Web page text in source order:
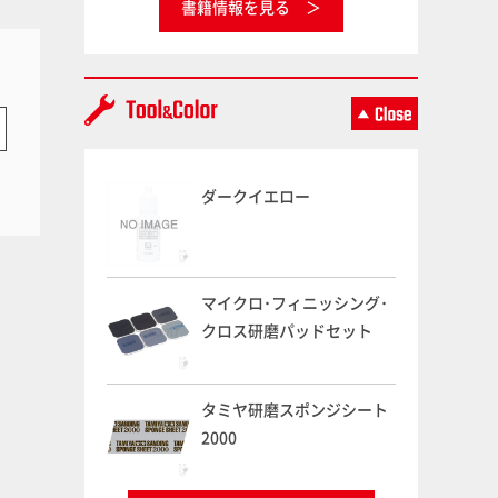
書籍情報を見る
ダークイエロー
マイクロ･フィニッシング･
クロス研磨パッドセット
タミヤ研磨スポンジシート
2000